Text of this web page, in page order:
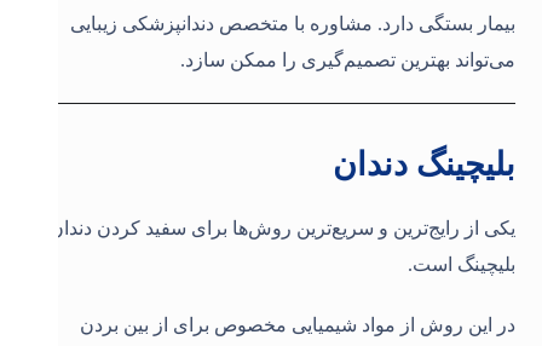
بیمار بستگی دارد. مشاوره با متخصص دندانپزشکی زیبایی
می‌تواند بهترین تصمیم‌گیری را ممکن سازد.
بلیچینگ دندان
یکی از رایج‌ترین و سریع‌ترین روش‌ها برای سفید کردن دندان‌ها،
بلیچینگ است.
در این روش از مواد شیمیایی مخصوص برای از بین بردن